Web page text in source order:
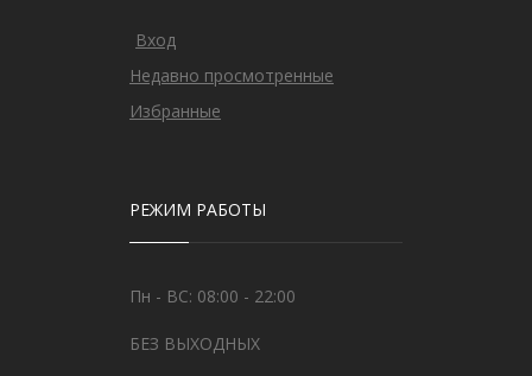
Вход
Недавно просмотренные
Избранные
РЕЖИМ РАБОТЫ
Пн - ВС: 08:00 - 22:00
БЕЗ ВЫХОДНЫХ